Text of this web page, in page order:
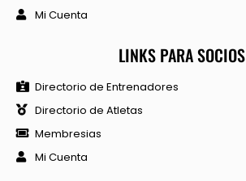
Mi Cuenta
LINKS PARA SOCIOS
Directorio de Entrenadores
Directorio de Atletas
Membresias
Mi Cuenta